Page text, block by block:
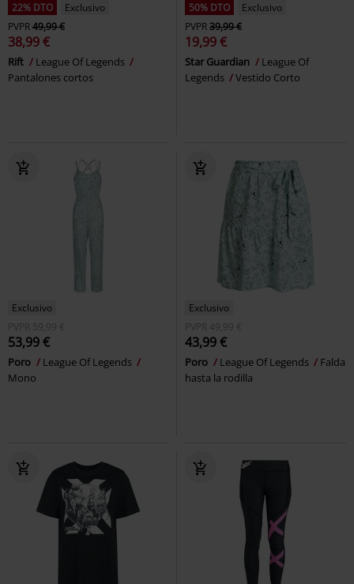
22% DTO
Exclusivo
PVPR49,99 €
38,99 €
Rift
League Of Legends
Pantalones cortos
50% DTO
Exclusivo
PVPR39,99 €
19,99 €
Star Guardian
League Of
Legends
Vestido Corto
Exclusivo
PVPR
59,99 €
53,99 €
Poro
League Of Legends
Mono
Exclusivo
PVPR 49,99 €
43,99 €
Poro League Of Legends
Falda
hasta la rodilla